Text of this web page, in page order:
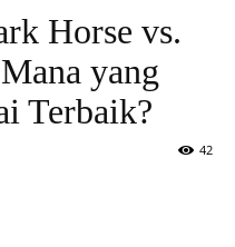
Horse vs.
yang
Terbaik?
42